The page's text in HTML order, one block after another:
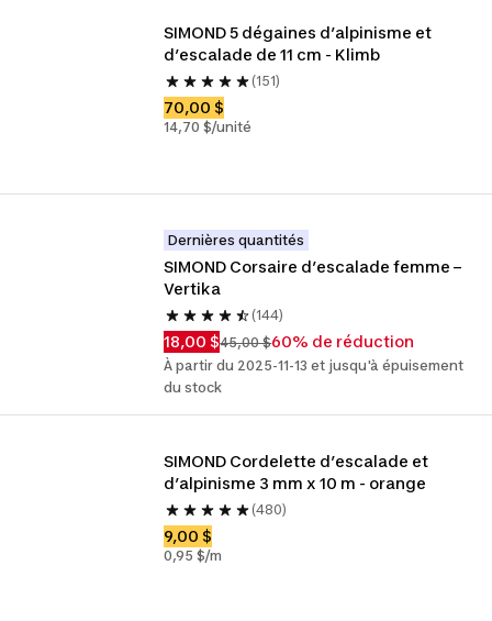
SIMOND 5 dégaines d’alpinisme et
d’escalade de 11 cm - Klimb
(151)
70,00 $
14,70 $/unité
Dernières quantités
SIMOND Corsaire d’escalade femme –
Vertika
(144)
18,00 $45,00 $60% de réduction
À partir du 2025-11-13 et jusqu'à épuisement
du stock
SIMOND Cordelette d’escalade et
d’alpinisme 3 mm x 10 m - orange
(480)
9,00 $
0,95 $/m